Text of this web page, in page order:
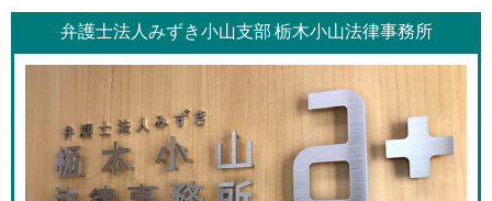
弁護士法人みずき小山支部 栃木小山法律事務所